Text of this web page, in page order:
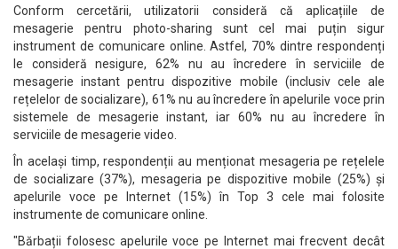
Conform cercetării, utilizatorii consideră că aplicațiile de
mesagerie pentru photo-sharing sunt cel mai puțin sigur
instrument de comunicare online. Astfel, 70% dintre respondenți
le consideră nesigure, 62% nu au încredere în serviciile de
mesagerie instant pentru dispozitive mobile (inclusiv cele ale
rețelelor de socializare), 61% nu au încredere în apelurile voce prin
sistemele de mesagerie instant, iar 60% nu au încredere în
serviciile de mesagerie video.
În același timp, respondenții au menționat mesageria pe rețelele
de socializare (37%), mesageria pe dispozitive mobile (25%) și
apelurile voce pe Internet (15%) în Top 3 cele mai folosite
instrumente de comunicare online.
"Bărbații folosesc apelurile voce pe Internet mai frecvent decât